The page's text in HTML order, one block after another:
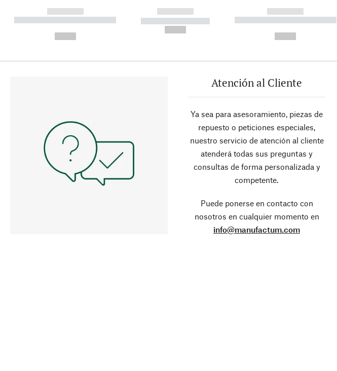
------------
----------- ----------- ----------
------------
----------- -----------
------------
----------- ----------- ----------
Atención al Cliente
Ya sea para asesoramiento, piezas de
repuesto o peticiones especiales,
nuestro servicio de atención al cliente
atenderá todas sus preguntas y
consultas de forma personalizada y
competente.
Puede ponerse en contacto con
nosotros en cualquier momento en
info@manufactum.com